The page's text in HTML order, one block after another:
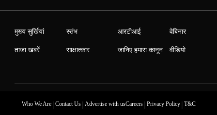
मुख्य सुर्खियां
ताजा खबरें
स्तंभ
साक्षात्कार
आरटीआई
जानिए हमारा कानून
वेबिनार
वीडियो
Who We Are| Contact Us| Advertise with usCareers| Privacy Policy| T&C